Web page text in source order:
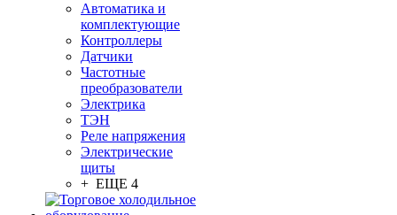
Автоматика и
комплектующие
Контроллеры
Датчики
Частотные
преобразователи
Электрика
ТЭН
Реле напряжения
Электрические
щиты
+ ЕЩЕ 4